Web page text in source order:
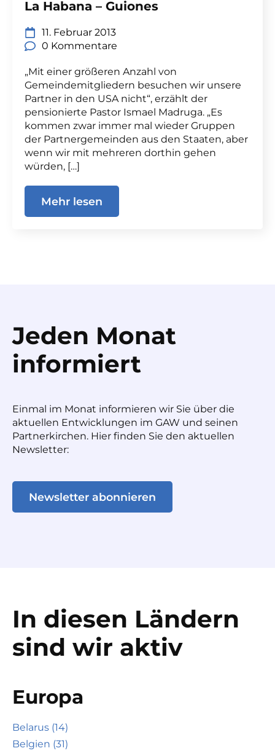
La Habana – Guiones
11. Februar 2013
0 Kommentare
„Mit einer größeren Anzahl von
Gemeindemitgliedern besuchen wir unsere
Partner in den USA nicht“, erzählt der
pensionierte Pastor Ismael Madruga. „Es
kommen zwar immer mal wieder Gruppen
der Partnergemeinden aus den Staaten, aber
wenn wir mit mehreren dorthin gehen
würden, […]
Mehr lesen
Jeden Monat
informiert
Einmal im Monat informieren wir Sie über die
aktuellen Entwicklungen im GAW und seinen
Partnerkirchen. Hier finden Sie den aktuellen
Newsletter:
Newsletter abonnieren
In diesen Ländern
sind wir aktiv
Europa
Belarus (14)
Belgien (31)